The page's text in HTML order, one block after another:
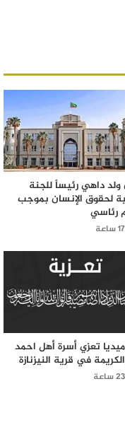
ولد داهي رئيساً للجنة
لحقوق الإنسان بموجب
رئاسي
تعزي أسرة أهل احمد
في قرية النيزنازة